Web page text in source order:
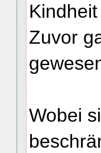
Zuvor
Wobei